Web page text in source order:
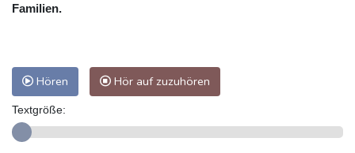
Familien.
Hören Hör auf zuzuhören
Textgröße: